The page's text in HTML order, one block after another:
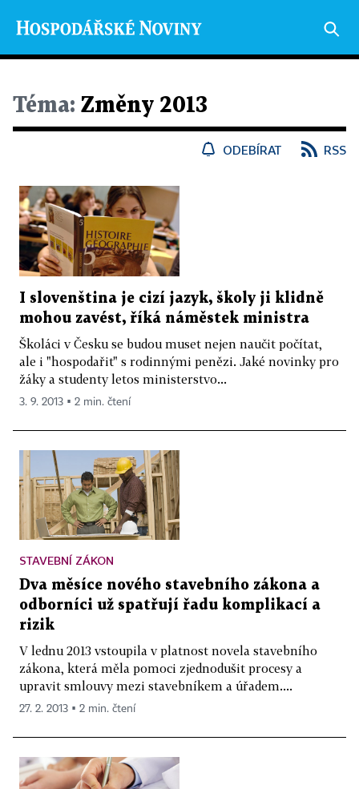
Téma: Změny 2013
ODEBÍRAT RSS
I slovenština je cizí jazyk, školy ji klidně
mohou zavést, říká náměstek ministra
Školáci v Česku se budou muset nejen naučit počítat,
ale i "hospodařit" s rodinnými penězi. Jaké novinky pro
žáky a studenty letos ministerstvo...
3. 9. 2013 ▪ 2 min. čtení
STAVEBNÍ ZÁKON
Dva měsíce nového stavebního zákona a
odborníci už spatřují řadu komplikací a
rizik
V lednu 2013 vstoupila v platnost novela stavebního
zákona, která měla pomoci zjednodušit procesy a
upravit smlouvy mezi stavebníkem a úřadem....
27. 2. 2013 ▪ 2 min. čtení